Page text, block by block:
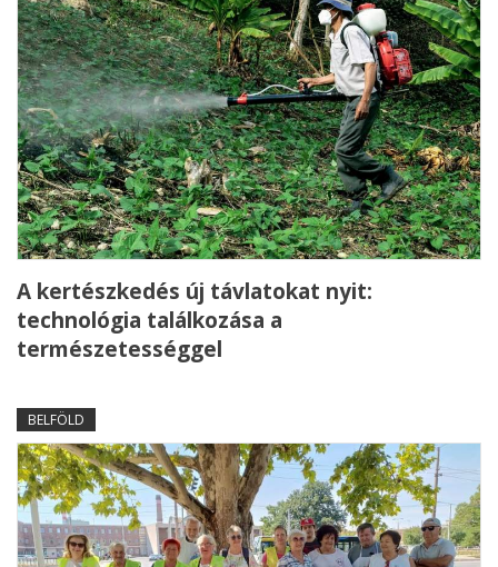
A kertészkedés új távlatokat nyit:
technológia találkozása a
természetességgel
BELFÖLD